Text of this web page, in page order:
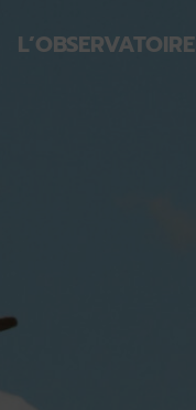
L’OBSERVATOIRE